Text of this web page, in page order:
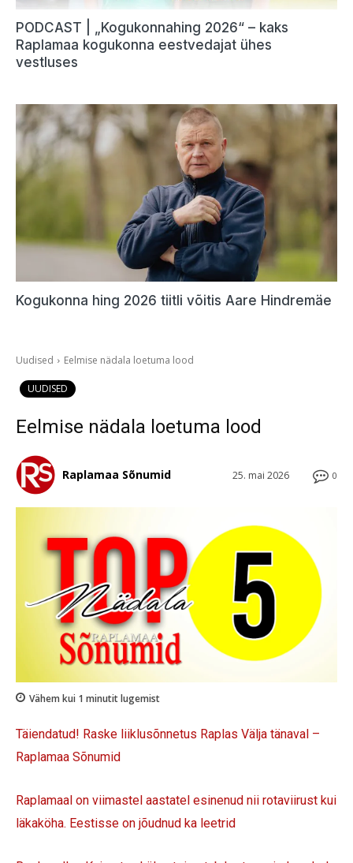
PODCAST | „Kogukonnahing 2026“ – kaks
Raplamaa kogukonna eestvedajat ühes
vestluses
Kogukonna hing 2026 tiitli võitis Aare Hindremäe